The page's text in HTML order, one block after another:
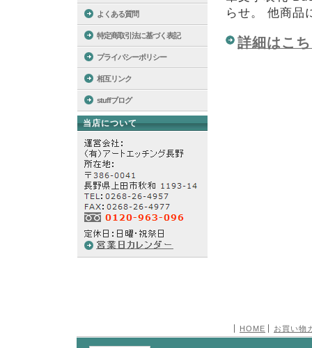
らせ。 他商品
詳細はこ
よくある質問
特定商取引法に基づく表記
プライバシーポリシー
相互リンク
stuffブログ
当店について
HOME お買い物